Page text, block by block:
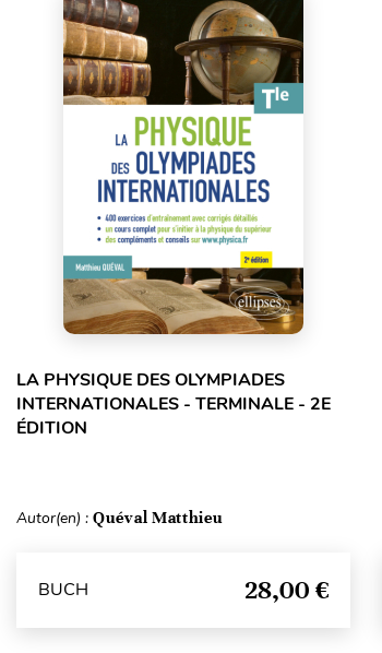
LA PHYSIQUE DES OLYMPIADES
INTERNATIONALES - TERMINALE - 2E
ÉDITION
Autor(en) : Quéval Matthieu
BUCH 28,00 €